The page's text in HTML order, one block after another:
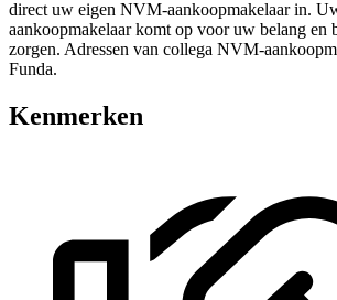
direct uw eigen NVM-aankoopmakelaar in.
aankoopmakelaar komt op voor uw belang en
zorgen. Adressen van collega NVM-
Funda.
Kenmerken